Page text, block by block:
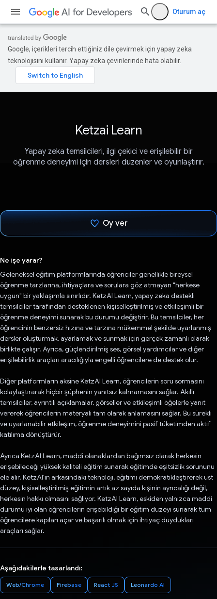
Oturum aç
Google, içerikleri tercih ettiğiniz dile çevirmek için yapay zeka
teknolojisini kullanır. Yapay zeka çevirilerinde hata olabilir.
Ketzai Learn
Yapay zeka temsilcileri, ilgi çekici ve erişilebilir bir
öğrenme deneyimi için dersleri düzenler ve oyunlaştırır.
Oy ver
Ne işe yarar?
Geleneksel eğitim platformlarında öğrenciler genellikle bireysel
öğrenme tarzlarına, ihtiyaçlara ve sorulara göz atmayan "herkese
uygun" bir yaklaşımla sınırlıdır. KetzAI Learn, yapay zeka destekli
temsilciler tarafından desteklenen kişiselleştirilmiş ve etkileşimli bir
öğrenme deneyimi sunarak bu durumu değiştirir. Bu temsilciler, her
öğrencinin benzersiz hızına ve tarzına mükemmel şekilde uyarlanmış
dersler oluşturmak, ayarlamak ve sunmak için gerçek zamanlı olarak
birlikte çalışır. Ayrıca, güçlendirilmiş ses, görsel yardımcılar ve diğer
erişilebilirlik araçları aracılığıyla engelli öğrencilere de destek olur.
Diğer platformların aksine KetzAI Learn, öğrencilerin soru sormasını
kolaylaştırarak hiçbir şüphenin yanıtsız kalmamasını sağlar. Akıllı
temsilciler, ayrıntılı açıklamalar, görseller ve etkileşimli öğelerle yanıt
vererek öğrencilerin materyali tam olarak anlamasını sağlar. Bu sürekli
ve uyarlanabilir etkileşim, öğrenme deneyimini pasif tüketimden aktif
katılıma dönüştürür.
Ayrıca KetzAI Learn, maddi olanaklardan bağımsız olarak herkesin
erişebileceği yüksek kaliteli eğitim sunarak eğitimde eşitsizlik sorununu
ele alır. KetzAI'ın arkasındaki teknoloji, eğitimi demokratikleştirerek üst
düzey, kişiselleştirilmiş eğitimin artık az sayıda kişinin ayrıcalığı değil,
herkesin hakkı olmasını sağlıyor. KetzAI Learn, eskiden yalnızca maddi
durumu iyi olan öğrencilerin erişebildiği bir eğitim düzeyi sunarak tüm
öğrencilere kapıları açar ve başarılı olmak için ihtiyaç duydukları
araçları sağlar.
Aşağıdakilerle tasarlandı:
Web/Chrome Firebase React JS Leonardo AI